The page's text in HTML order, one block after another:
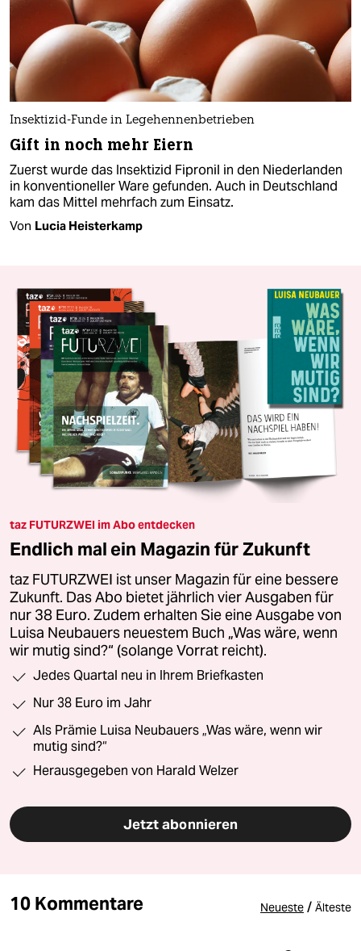
Insektizid-Funde in Legehennenbetrieben
Gift in noch mehr Eiern
Zuerst wurde das Insektizid Fipronil in den Niederlanden
in konventioneller Ware gefunden. Auch in Deutschland
kam das Mittel mehrfach zum Einsatz.
Von Lucia Heisterkamp
taz FUTURZWEI im Abo entdecken
Endlich mal ein Magazin für Zukunft
taz FUTURZWEI ist unser Magazin für eine bessere
Zukunft. Das Abo bietet jährlich vier Ausgaben für
nur 38 Euro. Zudem erhalten Sie eine Ausgabe von
Luisa Neubauers neuestem Buch „Was wäre, wenn
wir mutig sind?“ (solange Vorrat reicht).
Jedes Quartal neu in Ihrem Briefkasten
Nur 38 Euro im Jahr
Als Prämie Luisa Neubauers „Was wäre, wenn wir
mutig sind?“
Herausgegeben von Harald Welzer
Jetzt abonnieren
10 Kommentare Neueste / Älteste